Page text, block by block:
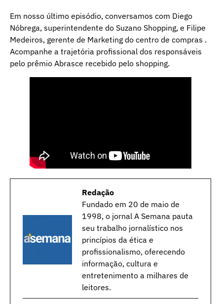
Em nosso último episódio, conversamos com Diego
Nóbrega, superintendente do Suzano Shopping, e Filipe
Medeiros, gerente de Marketing do centro de compras .
Acompanhe a trajetória profissional dos responsáveis
pelo prêmio Abrasce recebido pelo shopping.
Redação
Fundado em 20 de maio de
1998, o jornal A Semana pauta
seu trabalho jornalístico nos
princípios da ética e
profissionalismo, oferecendo
informação, cultura e
entretenimento a milhares de
leitores.